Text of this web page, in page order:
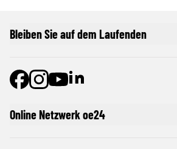
Online Netzwerk oe24
Bleiben Sie auf dem Laufenden